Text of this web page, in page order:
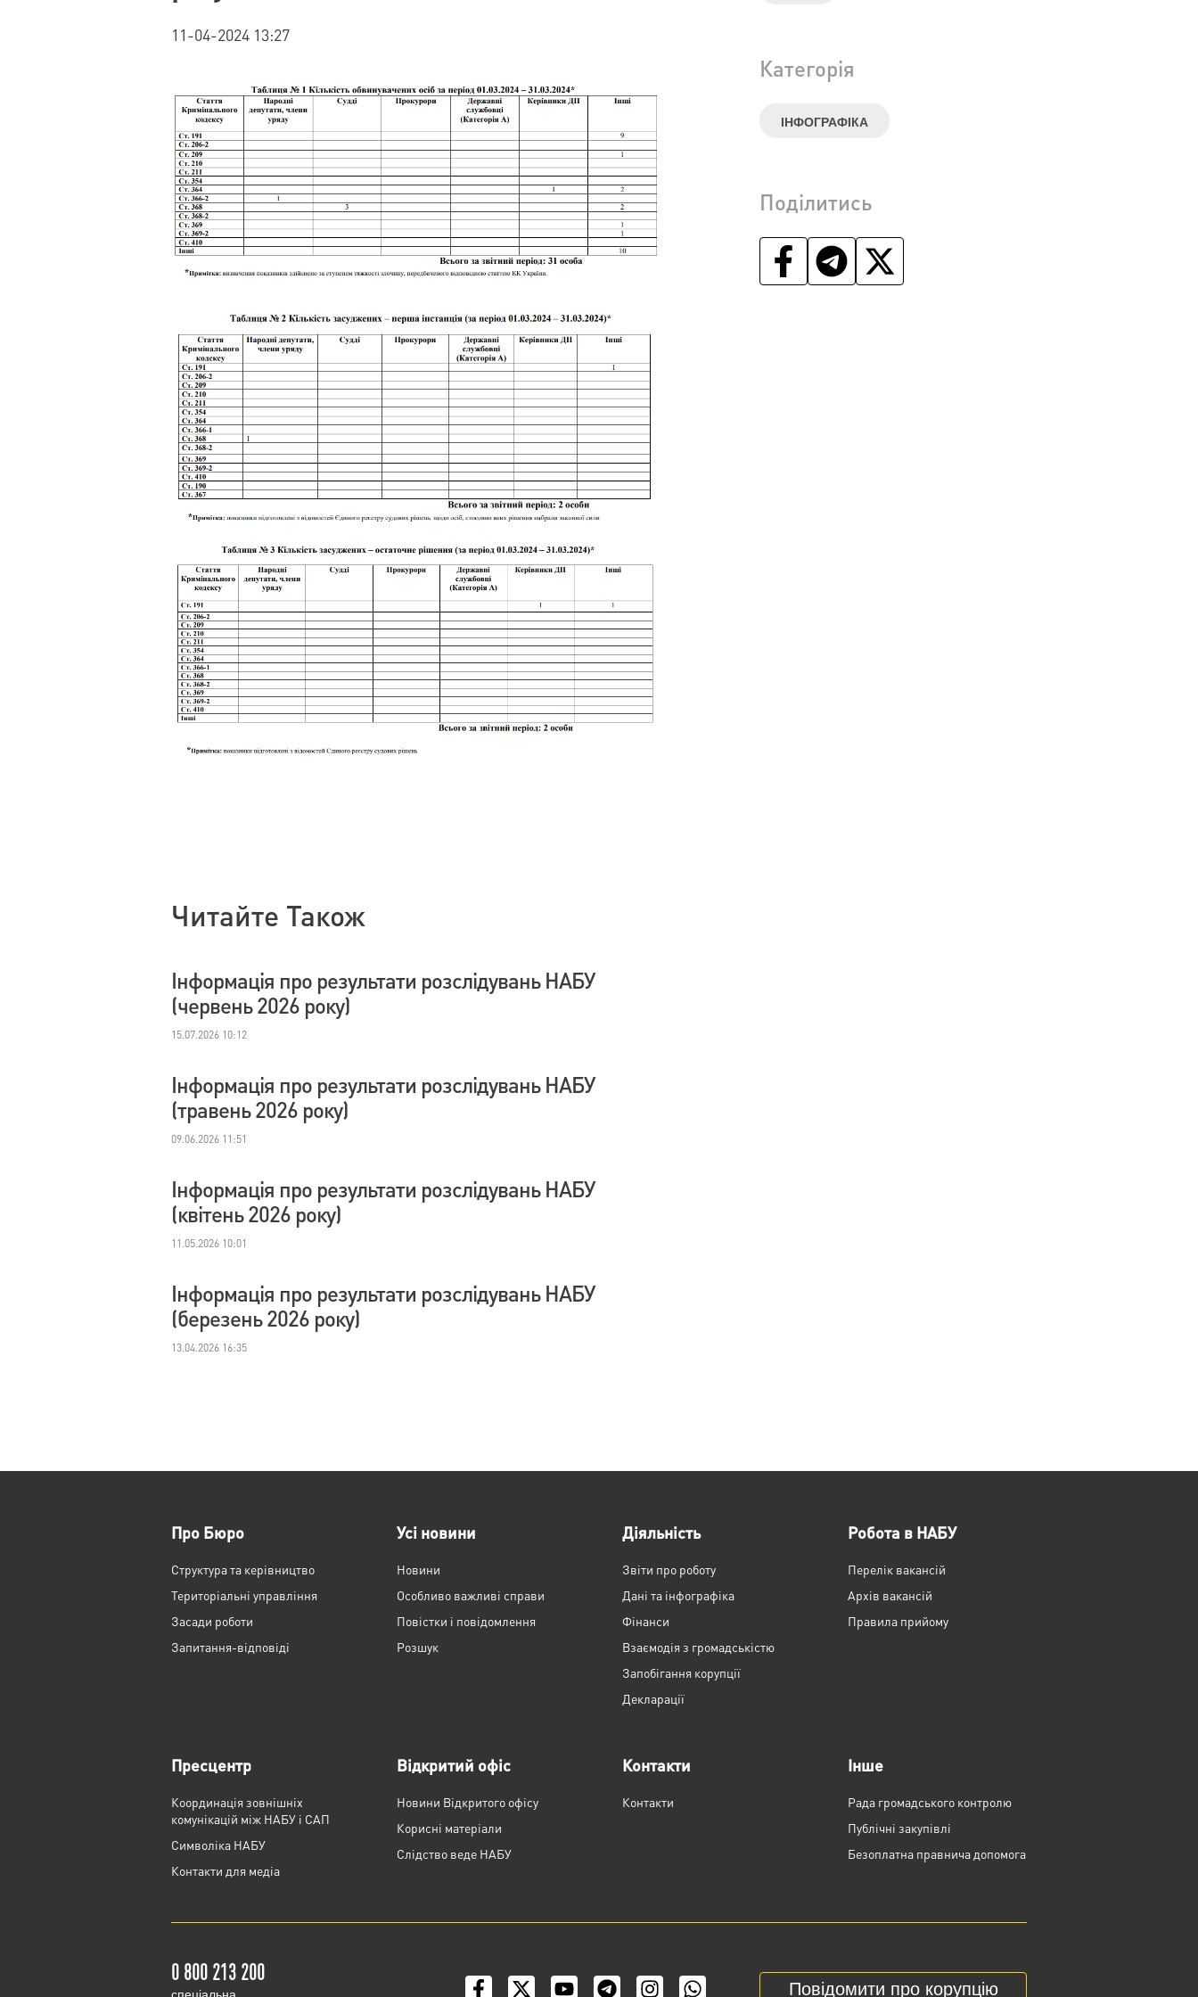
Категорія
ІНФОГРАФІКА
Поділитись
11-04-2024 13:27
Читайте Також
Інформація про результати розслідувань НАБУ
(червень 2026 року)
15.07.2026 10:12
Інформація про результати розслідувань НАБУ
(травень 2026 року)
09.06.2026 11:51
Інформація про результати розслідувань НАБУ
(квітень 2026 року)
11.05.2026 10:01
Інформація про результати розслідувань НАБУ
(березень 2026 року)
13.04.2026 16:35
Про Бюро
Структура та керівництво
Територіальні управління
Засади роботи
Запитання-відповіді
Усі новини
Новини
Особливо важливі справи
Повістки і повідомлення
Розшук
Діяльність
Звіти про роботу
Дані та інфографіка
Фінанси
Взаємодія з громадськістю
Запобігання корупції
Декларації
Робота в НАБУ
Перелік вакансій
Архів вакансій
Правила прийому
Пресцентр
Координація зовнішніх
комунікацій між НАБУ і САП
Cимволіка НАБУ
Контакти для медіа
Відкритий офіс
Новини Відкритого офісу
Корисні матеріали
Слідство веде НАБУ
Контакти
Контакти
Інше
Рада громадського контролю
Публічні закупівлі
Безоплатна правнича допомога
0 800 213 200
Повідомити про корупцію